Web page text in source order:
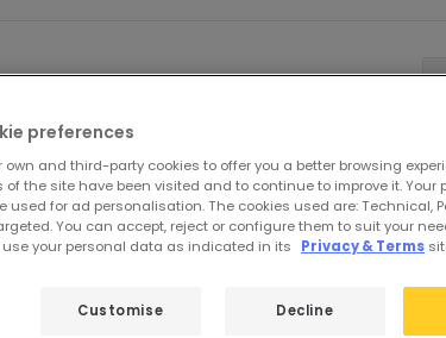
op Solar
preferences
own and third-party cookies to offer you a better browsing
the site have been visited and to continue to improve it. Your
used for ad personalisation. The cookies used are: Technical,
You can accept, reject or configure them to suit your
use your personal data as indicated in its
Privacy & Terms
Decline
Customise